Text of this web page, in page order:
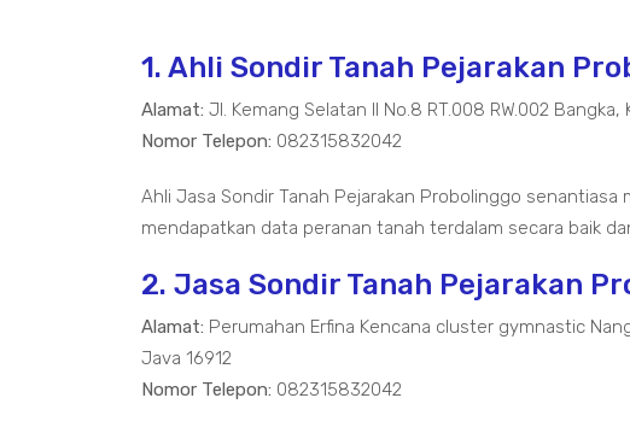
1. Ahli Sondir Tanah Pejarakan
Alamat: Jl. Kemang Selatan II No.8 RT.008 RW.002
Nomor Telepon: 082315832042
Ahli Jasa Sondir Tanah Pejarakan Probolinggo
mendapatkan data peranan tanah terdalam secara baik
2. Jasa Sondir Tanah Pejarakan
Alamat: Perumahan Erfina Kencana cluster gymnastic
Java 16912
Nomor Telepon: 082315832042